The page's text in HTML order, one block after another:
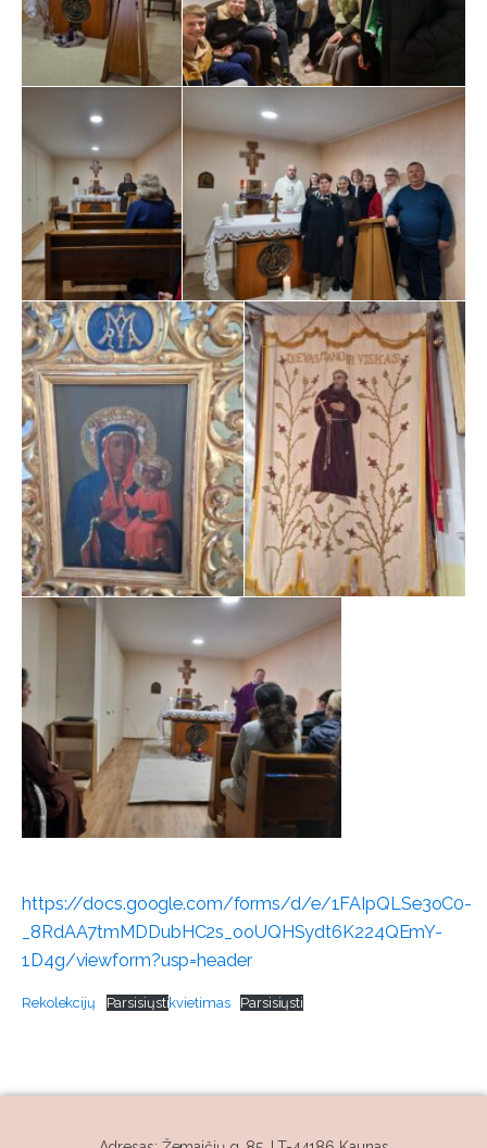
https://docs.google.com/forms/d/e/1FAIpQLSe3oC0-
_8RdAA7tmMDDubHC2s_ooUQHSydt6K224QEmY-
1D4g/viewform?usp=header
Rekolekcijų Parsisiųstikvietimas Parsisiųsti